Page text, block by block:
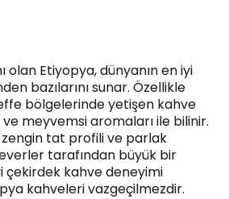
olan Etiyopya, dünyanın en iyi
bazılarını sunar. Özellikle
bölgelerinde yetişen kahve
meyvemsi aromaları ile bilinir.
tat profili ve parlak
tarafından büyük bir
çekirdek kahve deneyimi
kahveleri vazgeçilmezdir.